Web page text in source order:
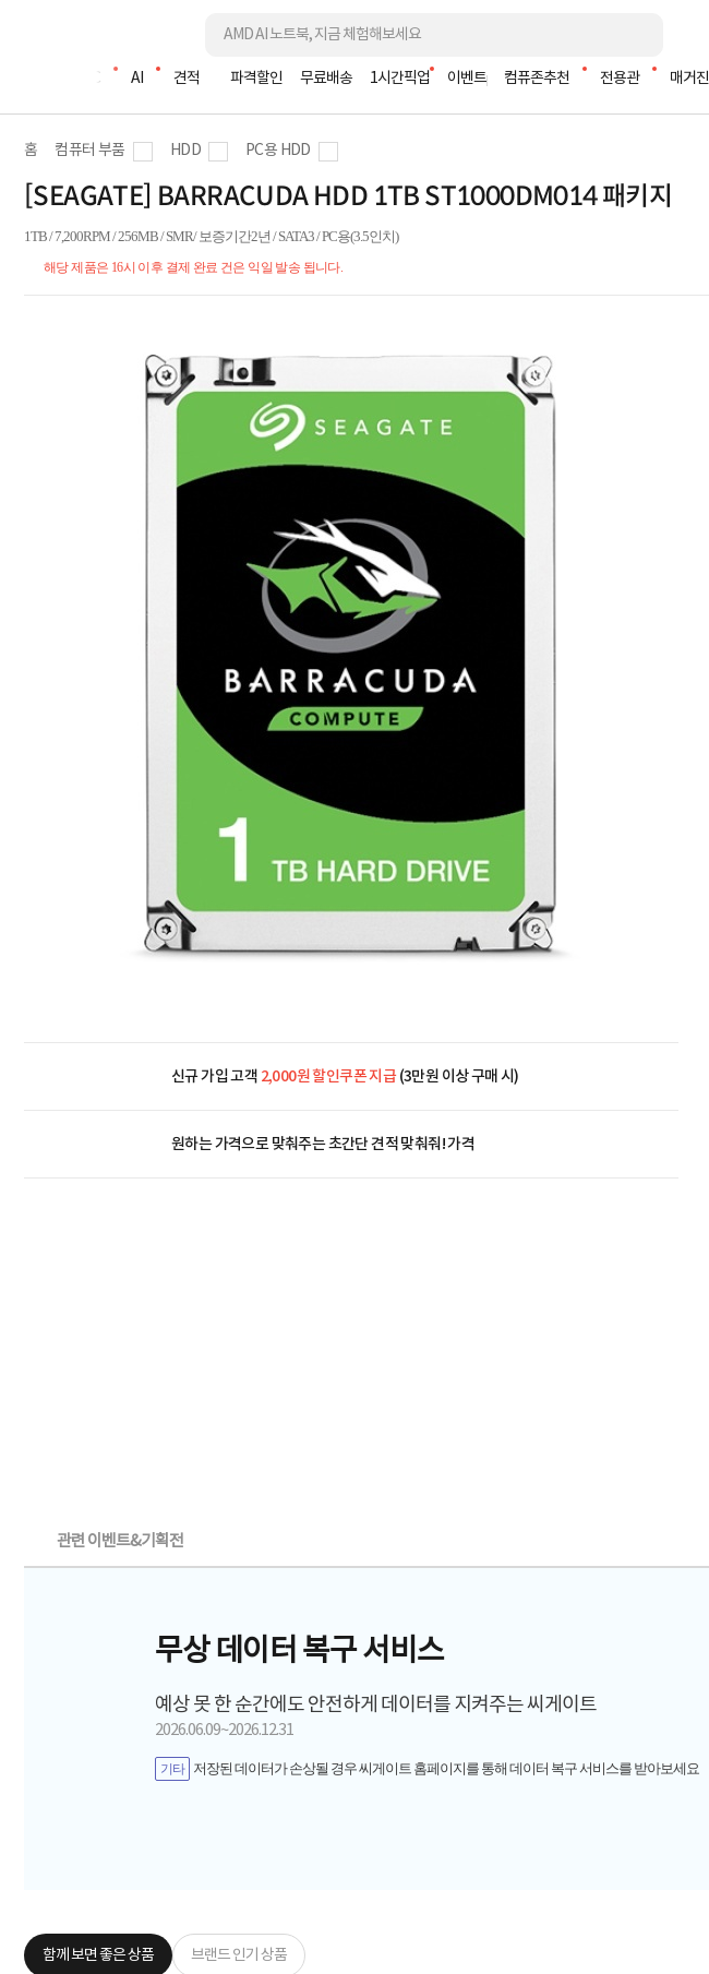
조립PC AI 견적 파격할인 무료배송 1시간픽업 이벤트 컴퓨존추천 전용관 매거진
홈 컴퓨터 부품 HDD PC용 HDD
[SEAGATE] BARRACUDA HDD 1TB ST1000DM014 패키지
1TB / 7,200RPM / 256MB / SMR/ 보증기간2년 / SATA3 / PC용(3.5인치)
해당 제품은 16시 이후 결제 완료 건은 익일 발송 됩니다.
신규 가입 고객 2,000원 할인쿠폰 지급(3만원 이상 구매 시)
원하는 가격으로 맞춰주는 초간단 견적 맞춰줘! 가격
관련 이벤트&기획전
무상 데이터 복구 서비스
예상 못 한 순간에도 안전하게 데이터를 지켜주는 씨게이트
2026.06.09~2026.12.31
기타 저장된 데이터가 손상될 경우 씨게이트 홈페이지를 통해 데이터 복구 서비스를 받아보세요
함께 보면 좋은 상품 브랜드 인기 상품